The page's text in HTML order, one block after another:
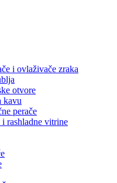
i ovlaživače zraka
otvore
kavu
perače
rashladne vitrine